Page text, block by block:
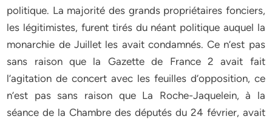
politique. La majorité des grands propriétaires fonciers,
les légitimistes, furent tirés du néant politique auquel la
monarchie de Juillet les avait condamnés. Ce n’est pas
sans raison que la Gazette de France 2 avait fait
l’agitation de concert avec les feuilles d’opposition, ce
n’est pas sans raison que La Roche-Jaquelein, à la
séance de la Chambre des députés du 24 février, avait